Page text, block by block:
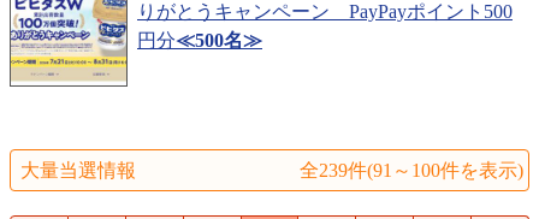
りがとうキャンペーン PayPayポイント500
円分≪500名≫
大量当選情報 全239件(91～100件を表示)